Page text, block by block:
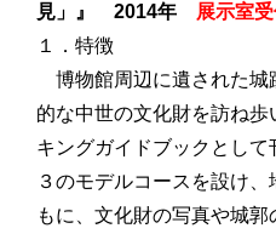
見」』 2014年 展示室受
１．特徴
博物館周辺に遺された城
的な中世の文化財を訪ね
キングガイドブックとして
３のモデルコースを設け
もに、文化財の写真や城